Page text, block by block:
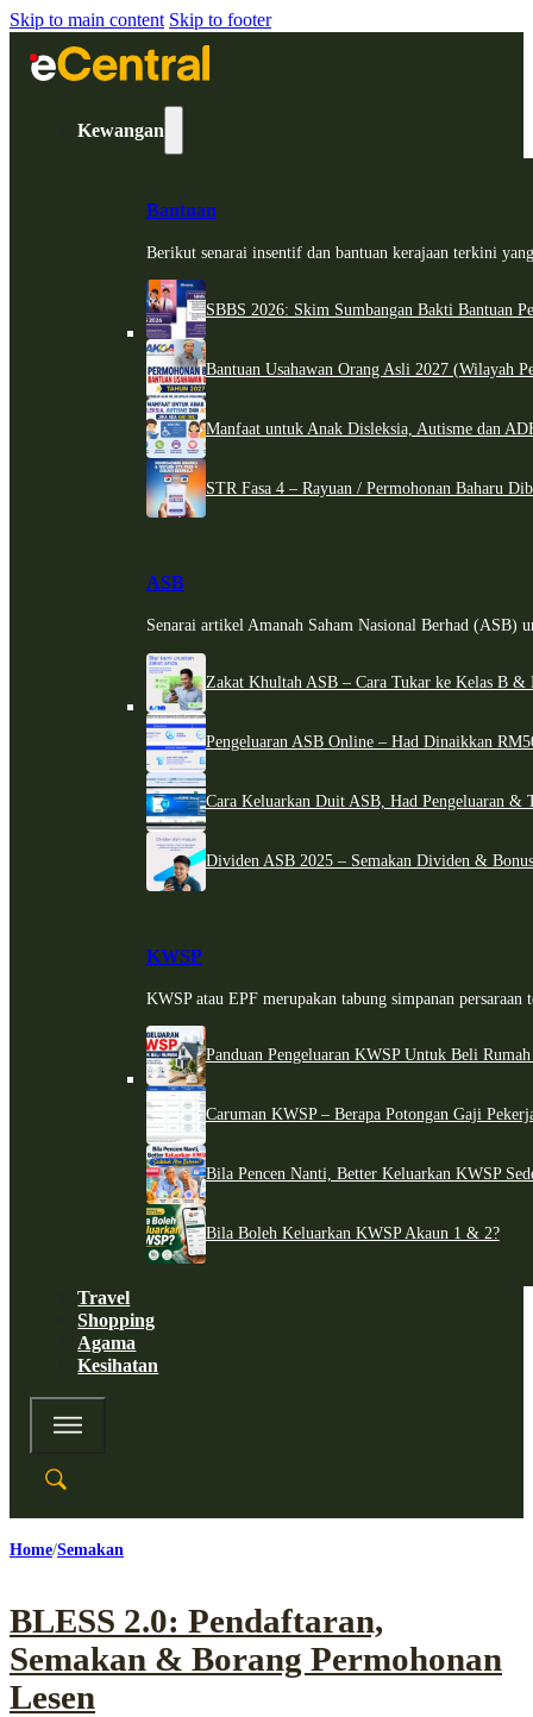
Skip to main content Skip to footer
Kewangan
Bantuan
Berikut senarai insentif dan bantuan kerajaan terkini
SBBS 2026: Skim Sumbangan Bakti Bantuan
Bantuan Usahawan Orang Asli 2027 (Wilayah
Manfaat untuk Anak Disleksia, Autisme dan
STR Fasa 4 – Rayuan / Permohonan Baharu
ASB
Senarai artikel Amanah Saham Nasional Berhad (ASB)
Zakat Khultah ASB – Cara Tukar ke Kelas B &
Pengeluaran ASB Online – Had Dinaikkan
Cara Keluarkan Duit ASB, Had Pengeluaran &
Dividen ASB 2025 – Semakan Dividen &
KWSP
KWSP atau EPF merupakan tabung simpanan persaraan
Panduan Pengeluaran KWSP Untuk Beli
Caruman KWSP – Berapa Potongan Gaji
Bila Pencen Nanti, Better Keluarkan KWSP
Bila Boleh Keluarkan KWSP Akaun 1 & 2?
Travel
Shopping
Agama
Kesihatan
Home Semakan
BLESS 2.0: Pendaftaran,
Semakan & Borang Permohonan
Lesen